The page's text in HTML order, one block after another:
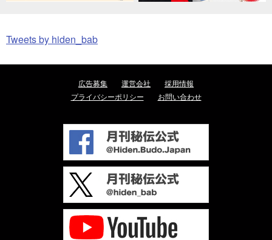
Tweets by hiden_bab
広告募集 運営会社
採用情報
プライバシーポリシー
お問い合わせ